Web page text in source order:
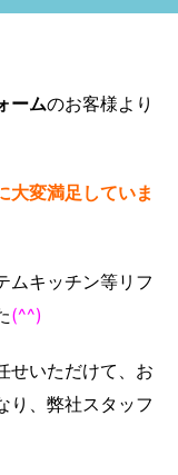
タ
ームのお客様より
大変満足していま
ムキッチン等リフ
(^^)
せいただけて、お
り、弊社スタッフ